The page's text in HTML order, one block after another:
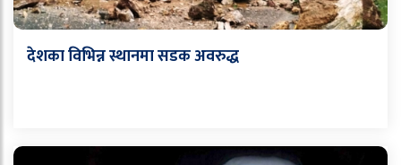
देशका विभिन्न स्थानमा सडक अवरुद्ध